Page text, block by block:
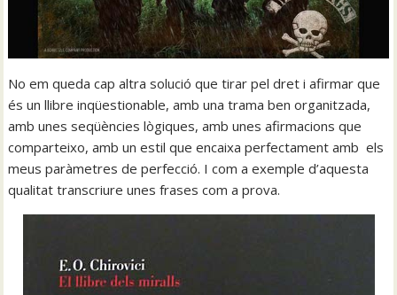
No em queda cap altra solució que tirar pel dret i afirmar que
és un llibre inqüestionable, amb una trama ben organitzada,
amb unes seqüències lògiques, amb unes afirmacions que
comparteixo, amb un estil que encaixa perfectament amb els
meus paràmetres de perfecció. I com a exemple d’aquesta
qualitat transcriure unes frases com a prova.